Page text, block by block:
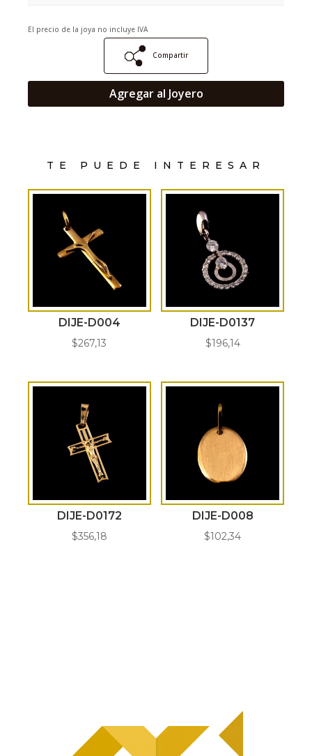
El precio de la joya no incluye IVA
Compartir
Agregar al Joyero
TE PUEDE INTERESAR
DIJE-D004
$267,13
DIJE-D0137
$196,14
DIJE-D0172
$356,18
DIJE-D008
$102,34